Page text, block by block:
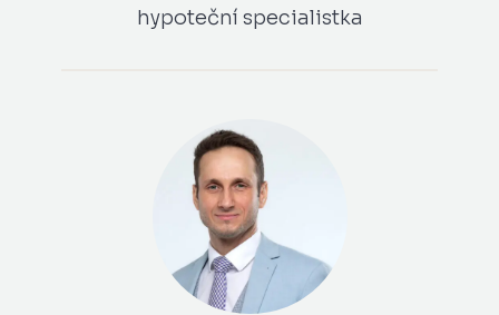
hypoteční specialistka